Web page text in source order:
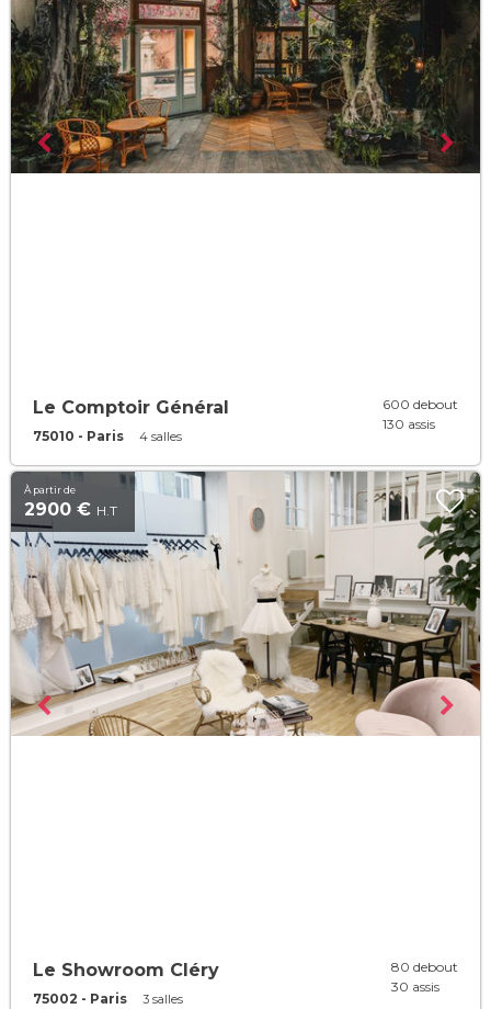
Le Comptoir Général
75010 - Paris 4 salles
600 debout
130 assis
À partir de
2900 € H.T
Le Showroom Cléry
75002 - Paris 3 salles
80 debout
30 assis